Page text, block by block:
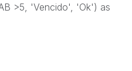
>5, 'Vencido', 'Ok') as